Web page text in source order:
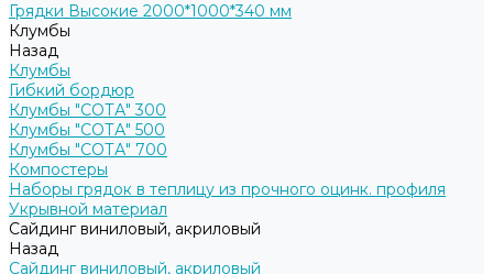
Грядки Высокие 2000*1000*340 мм
Клумбы
Назад
Клумбы
Гибкий бордюр
Клумбы "СОТА" 300
Клумбы "СОТА" 500
Клумбы "СОТА" 700
Компостеры
Наборы грядок в теплицу из прочного оцинк. профиля
Укрывной материал
Сайдинг виниловый, акриловый
Назад
Сайдинг виниловый, акриловый